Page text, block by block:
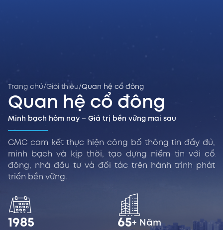
Trang chủ/Giới thiệu/Quan hệ cổ đông
Quan hệ cổ đông
Minh bạch hôm nay – Giá trị bền vững mai sau
CMC cam kết thực hiện công bố thông tin đầy đủ,
minh bạch và kịp thời, tạo dựng niềm tin với cổ
đông, nhà đầu tư và đối tác trên hành trình phát
triển bền vững.
1985 65+ Năm